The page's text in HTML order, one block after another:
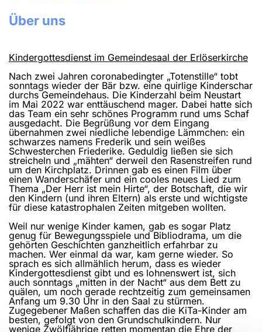
Über uns
Kindergottesdienst im Gemeindesaal der Erlöserkirche
Nach zwei Jahren coronabedingter „Totenstille“ tobt
sonntags wieder der Bär bzw. eine quirlige Kinderschar
durchs Gemeindehaus. Die Kinderzahl beim Neustart
im Mai 2022 war enttäuschend mager. Dabei hatte sich
das Team ein sehr schönes Programm rund ums Schaf
ausgedacht. Die Begrüßung vor dem Eingang
übernahmen zwei niedliche lebendige Lämmchen: ein
schwarzes namens Frederik und sein weißes
Schwesterchen Friederike. Geduldig ließen sie sich
streicheln und „mähten“ derweil den Rasenstreifen rund
um den Kirchplatz. Drinnen gab es einen Film über
einen Wanderschäfer und ein cooles neues Lied zum
Thema „Der Herr ist mein Hirte“, der Botschaft, die wir
den Kindern (und ihren Eltern) als erste und wichtigste
für diese katastrophalen Zeiten mitgeben wollten.
Weil nur wenige Kinder kamen, gab es sogar Platz
genug für Bewegungsspiele und Bibliodrama, um die
gehörten Geschichten ganzheitlich erfahrbar zu
machen. Wer einmal da war, kam gerne wieder. So
sprach es sich allmählich herum, dass es wieder
Kindergottesdienst gibt und es lohnenswert ist, sich
auch sonntags „mitten in der Nacht“ aus dem Bett zu
quälen, um noch gerade rechtzeitig zum gemeinsamen
Anfang um 9.30 Uhr in den Saal zu stürmen.
Zugegebener Maßen schaffen das die KiTa-Kinder am
besten, gefolgt von den Grundschulkindern. Nur
wenige Zwölfjährige retten momentan die Ehre der